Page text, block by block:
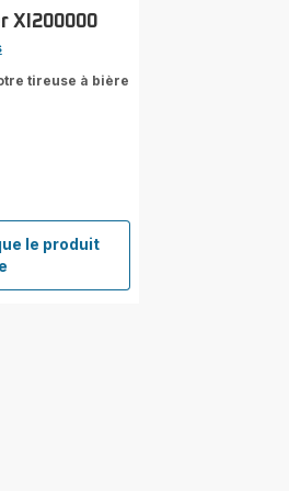
le produit
XI200000
tireuse à bière